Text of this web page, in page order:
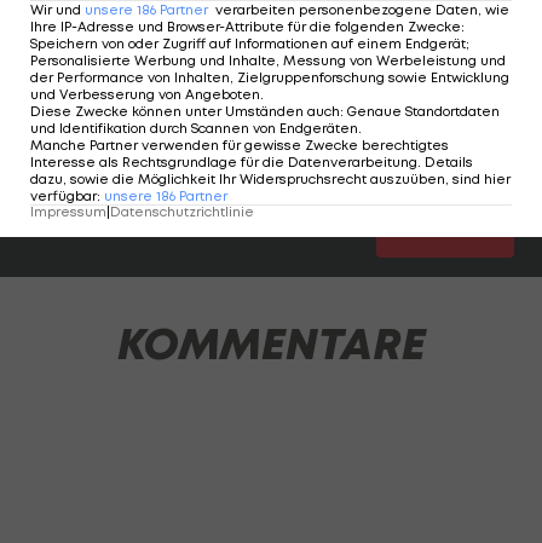
LAOLA1 analysiert die Leistung aller ÖFB-Akteure
und verteilt Noten (1=Sehr Gut, 2=Gut,
3=Befriedigend, 4=Genügend, 5=Nicht Genügend,
"-"=zu kurz eingesetzt).
KOMMENTARE
Wir und unsere 186 Partner verarbeiten personenbezogene Daten, wie
Ihre IP-Adresse und Browser-Attribute für die folgenden Zwecke:
Speichern von oder Zugriff auf Informationen auf einem Endgerät;
Personalisierte Werbung und Inhalte, Messung von Werbeleistung und
der Performance von Inhalten, Zielgruppenforschung sowie Entwicklung
und Verbesserung von Angeboten.
Diese Zwecke können unter Umständen auch: Genaue Standortdaten
und Identifikation durch Scannen von Endgeräten.
Manche Partner verwenden für gewisse Zwecke berechtigtes
Interesse als Rechtsgrundlage für die Datenverarbeitung. Details
dazu, sowie die Möglichkeit Ihr Widerspruchsrecht auszuüben, sind hier
verfügbar: unsere 186 Partner
Impressum Datenschutzrichtlinie